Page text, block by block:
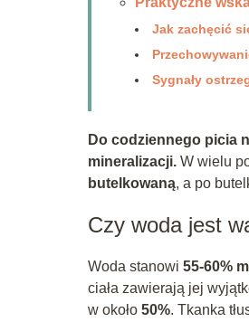
Jak zachęcić
Sygnały
Do codziennego picia
mineralizacji. W wielu
butelkowaną, a po
Czy woda jest
Woda stanowi 55-60%
ciała zawierają jej
w około 50%. Tkanka